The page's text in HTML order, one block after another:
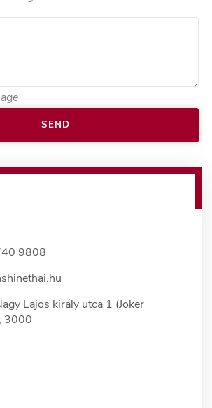
9808
Lajos király utca 1 (Joker
3000